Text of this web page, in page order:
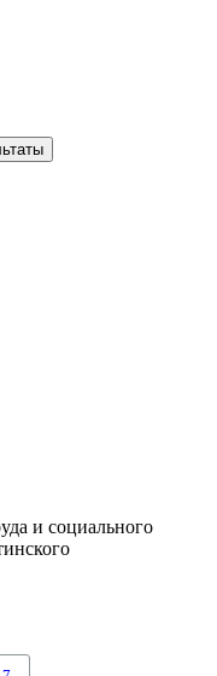
и социального